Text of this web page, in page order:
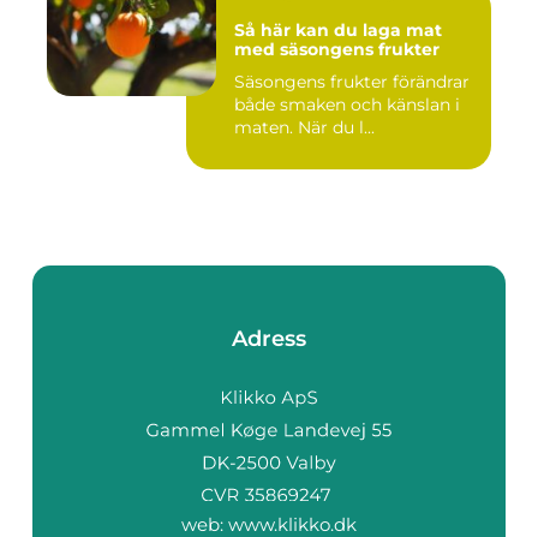
Så här kan du laga mat
med säsongens frukter
Säsongens frukter förändrar
både smaken och känslan i
maten. När du l...
Adress
web: www.klikko.dk